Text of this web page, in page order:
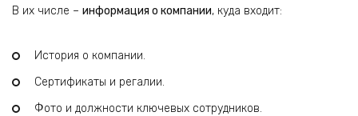
В их числе – информация о компании, куда входит:
История о компании.
Сертификаты и регалии.
Фото и должности ключевых сотрудников.